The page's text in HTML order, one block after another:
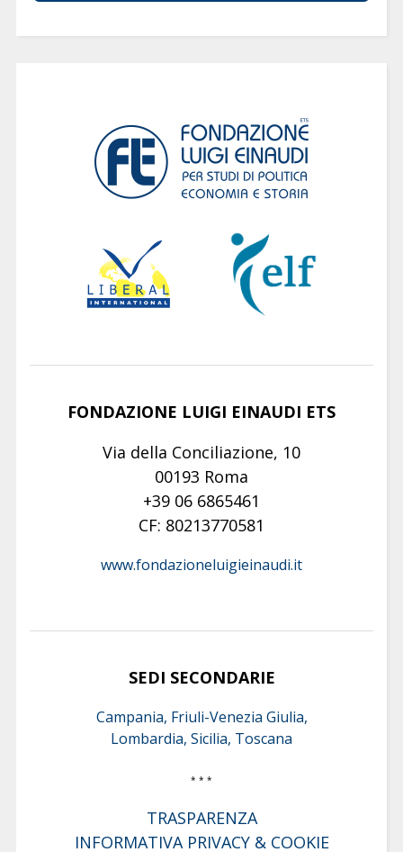
FONDAZIONE LUIGI EINAUDI ETS
Via della Conciliazione, 10
00193 Roma
+39 06 6865461
CF: 80213770581
www.fondazioneluigieinaudi.it
SEDI SECONDARIE
Campania, Friuli-Venezia Giulia,
Lombardia, Sicilia, Toscana
* * *
TRASPARENZA
INFORMATIVA PRIVACY & COOKIE